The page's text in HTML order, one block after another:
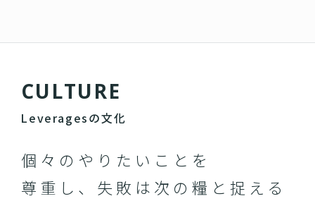
CULTURE
Leveragesの文化
個々のやりたいことを
尊重し、失敗は次の糧と捉える